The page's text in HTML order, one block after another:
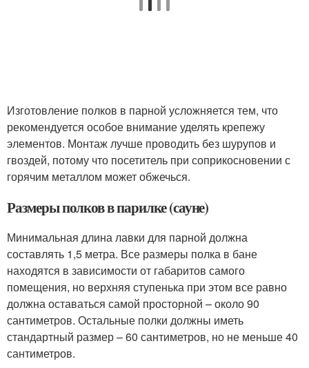
Изготовление полков в парной усложняется тем, что
рекомендуется особое внимание уделять крепежу
элементов. Монтаж лучше проводить без шурупов и
гвоздей, потому что посетитель при соприкосновении с
горячим металлом может обжечься.
Размеры полков в парилке (сауне)
Минимальная длина лавки для парной должна
составлять 1,5 метра. Все размеры полка в бане
находятся в зависимости от габаритов самого
помещения, но верхняя ступенька при этом все равно
должна оставаться самой просторной – около 90
сантиметров. Остальные полки должны иметь
стандартный размер – 60 сантиметров, но не меньше 40
сантиметров.